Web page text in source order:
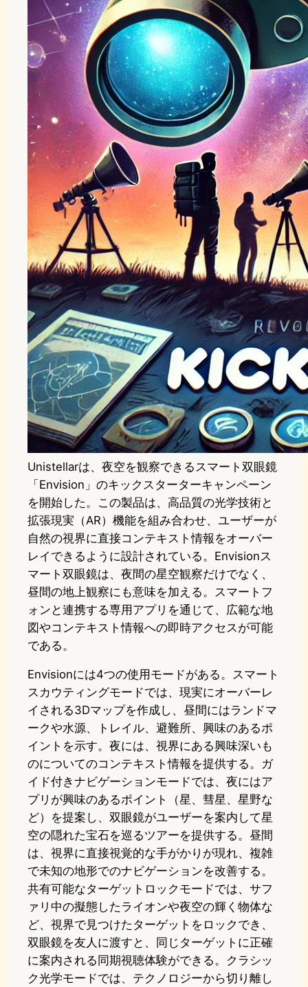
Unistellarは、夜空を観察できるスマート双眼鏡
「Envision」のキックスターターキャンペーン
を開始した。この製品は、高品質の光学技術と
拡張現実（AR）機能を組み合わせ、ユーザーが
自然の視界に直接コンテキスト情報をオーバー
レイできるように設計されている。Envisionス
マート双眼鏡は、夜間の星空観察だけでなく、
昼間の地上観察にも意味を加える。スマートフ
ォンと連携する専用アプリを通じて、広範な地
図やコンテキスト情報への即時アクセスが可能
である。
Envisionには4つの使用モードがある。スマート
スカウティングモードでは、現実にオーバーレ
イされる3Dマップを作成し、昼間にはランドマ
ークや水源、トレイル、避難所、興味のあるポ
イントを示す。夜には、視界にある興味深いも
のについてのコンテキスト情報を提供する。ガ
イド付きナビゲーションモードでは、夜にはア
プリが興味のあるポイント（星、彗星、星野な
ど）を提案し、双眼鏡がユーザーを案内して星
空の隠れた宝石を巡るツアーを提供する。昼間
は、視界に直接視覚的な手がかりが現れ、複雑
で未知の地形でのナビゲーションを改善する。
共有可能なターゲットロックモードでは、サフ
ァリ中の擬態したライオンや夜空の輝く物体な
ど、視界で見つけたターゲットをロックでき、
双眼鏡を友人に渡すと、同じターゲットに正確
に案内される同期視聴体験ができる。クラシッ
ク光学モードでは、テクノロジーから切り離し